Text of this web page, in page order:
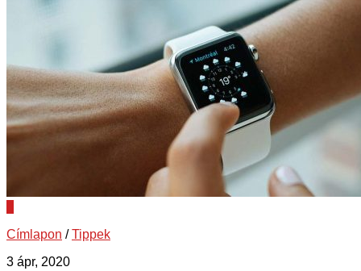
Címlapon /Tippek
3 ápr, 2020